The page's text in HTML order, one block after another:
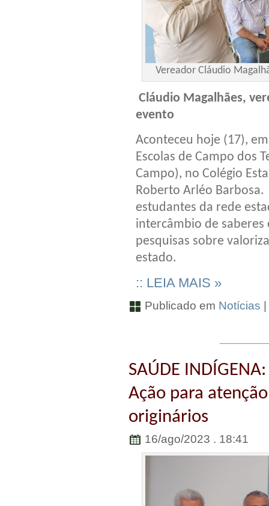
Vereador Cláudio
Cláudio Magalhães,
evento
Aconteceu hoje (17),
Escolas de Campo dos
Campo), no Colégio
Roberto Arléo
estudantes da rede
intercâmbio de saberes
pesquisas sobre
estado.
:: LEIA MAIS »
Publicado em Notícias
SAÚDE
Ação para
originários
16/ago/2023 . 18:41